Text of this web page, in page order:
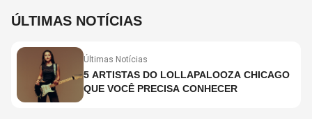
ÚLTIMAS NOTÍCIAS
Últimas Notícias
5 ARTISTAS DO LOLLAPALOOZA CHICAGO
QUE VOCÊ PRECISA CONHECER